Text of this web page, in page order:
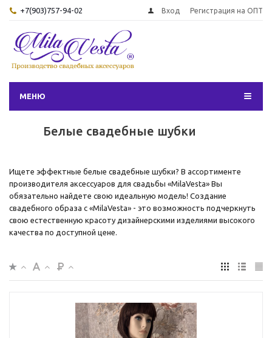
+7(903)757-94-02 Вход Регистрация на ОПТ
МЕНЮ
Белые свадебные шубки
Ищете эффектные белые свадебные шубки? В ассортименте
производителя аксессуаров для свадьбы «MilaVesta» Вы
обязательно найдете свою идеальную модель! Создание
свадебного образа с «MilaVesta» - это возможность подчеркнуть
свою естественную красоту дизайнерскими изделиями высокого
качества по доступной цене.